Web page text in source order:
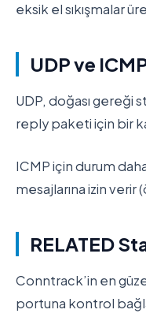
eksik el sıkışmalar
UDP ve
UDP, doğası gereği
reply paketi için bir
ICMP için durum
mesajlarına izin
RELATED
Conntrack’in en
portuna kontrol